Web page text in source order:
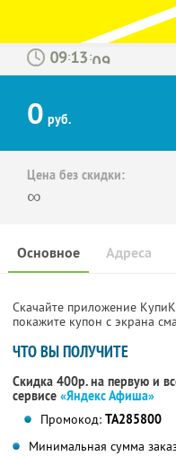
: :
0 руб.
Цена без скидки:
∞
Основное Адреса
Скачайте приложение
покажите купон с экрана
ЧТО ВЫ ПОЛУЧИТЕ
Скидка 400р. на первую и
сервисе «Яндекс Афиша»
Промокод: TA285800
Минимальная сумма